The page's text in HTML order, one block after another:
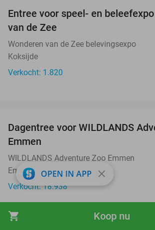
shopping_cart Koop nu
Entree voor speel- en
van de Zee
Wonderen van de Zee belevingsexpo
Koksijde
Verkocht: 1.820
Dagentree voor WILDLANDS
Emmen
WILDLANDS Adventure Zoo Emmen
Emmen
Verkocht: 18.938
OPEN IN APP close